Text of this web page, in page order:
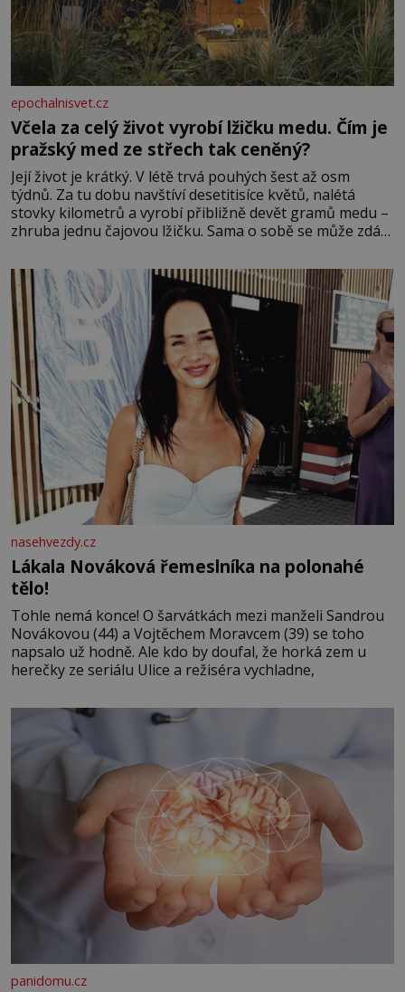
epochalnisvet.cz
Včela za celý život vyrobí lžičku medu. Čím je
pražský med ze střech tak ceněný?
Její život je krátký. V létě trvá pouhých šest až osm
týdnů. Za tu dobu navštíví desetitisíce květů, nalétá
stovky kilometrů a vyrobí přibližně devět gramů medu –
zhruba jednu čajovou lžičku. Sama o sobě se může zdát
tisíc příslušnic svého včelstva, vznikne jeden z
nejdokonalejších organismů
nasehvezdy.cz
Lákala Nováková řemeslníka na polonahé
tělo!
Tohle nemá konce! O šarvátkách mezi manželi Sandrou
Novákovou (44) a Vojtěchem Moravcem (39) se toho
napsalo už hodně. Ale kdo by doufal, že horká zem u
herečky ze seriálu Ulice a režiséra vychladne,
panidomu.cz